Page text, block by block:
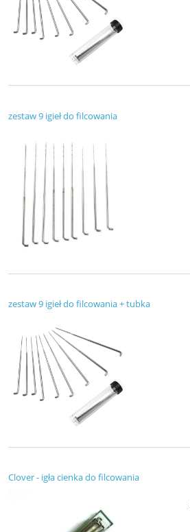
zestaw 9 igieł do filcowania
zestaw 9 igieł do filcowania + tubka
Clover - igła cienka do filcowania